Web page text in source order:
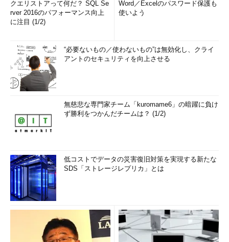
クエリストアって何だ？ SQL Se
rver 2016のパフォーマンス向上
に注目 (1/2)
Word／Excelのパスワード保護も
使いよう
“必要ないもの／使わないもの”は無効化し、クライ
アントのセキュリティを向上させる
無慈悲な専門家チーム「kuromame6」の暗躍に負け
ず勝利をつかんだチームは？ (1/2)
低コストでデータの災害復旧対策を実現する新たな
SDS「ストレージレプリカ」とは